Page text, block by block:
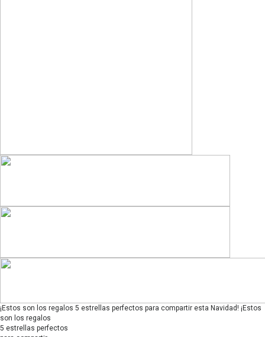
¡Estos son los regalos 5 estrellas perfectos para compartir esta Navidad! ¡Estos
son los regalos
5 estrellas perfectos